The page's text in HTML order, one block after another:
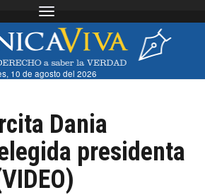
Toggle navigation
10 de agosto del 2026
Dania
presidenta